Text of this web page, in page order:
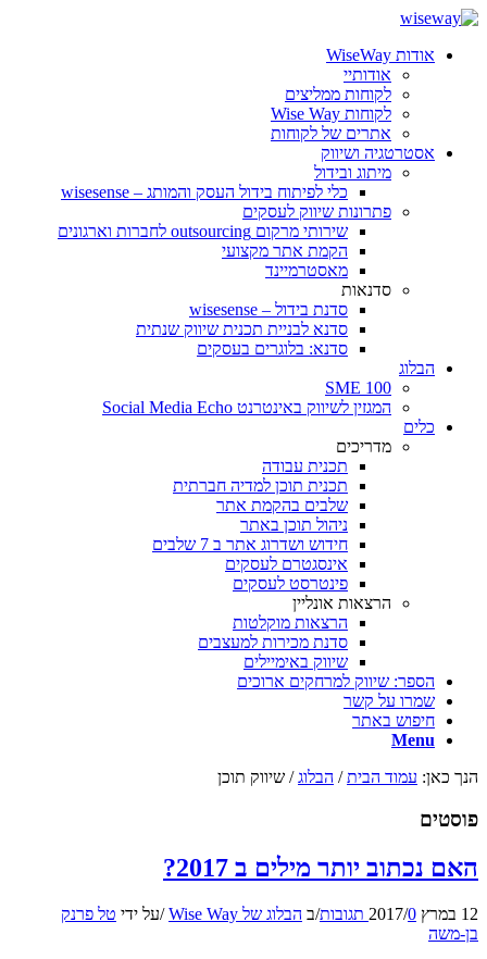
אודות WiseWay
אודותיי
לקוחות ממליצים
לקוחות Wise Way
אתרים של לקוחות
אסטרטגיה ושיווק
מיתוג ובידול
כלי לפיתוח בידול העסק והמותג – wisesense
פתרונות שיווק לעסקים
שירותי מרקום outsourcing לחברות וארגונים
הקמת אתר מקצועי
מאסטרמיינד
סדנאות
סדנת בידול – wisesense
סדנא לבניית תכנית שיווק שנתית
סדנא: בלוגרים בעסקים
הבלוג
SME 100
המגזין לשיווק באינטרנט Social Media Echo
כלים
מדריכים
תכנית עבודה
תכנית תוכן למדיה חברתית
שלבים בהקמת אתר
ניהול תוכן באתר
חידוש ושדרוג אתר ב 7 שלבים
אינסגטרם לעסקים
פינטרסט לעסקים
הרצאות אונליין
הרצאות מוקלטות
סדנת מכירות למעצבים
שיווק באימיילים
הספר: שיווק למרחקים ארוכים
שמרו על קשר
חיפוש באתר
Menu
הנך כאן: עמוד הבית / הבלוג / שיווק תוכן
פוסטים
האם נכתוב יותר מילים ב 2017?
12 במרץ 2017 /0 תגובות /ב הבלוג של Wise Way /על ידי טל פרנק
בן-משה